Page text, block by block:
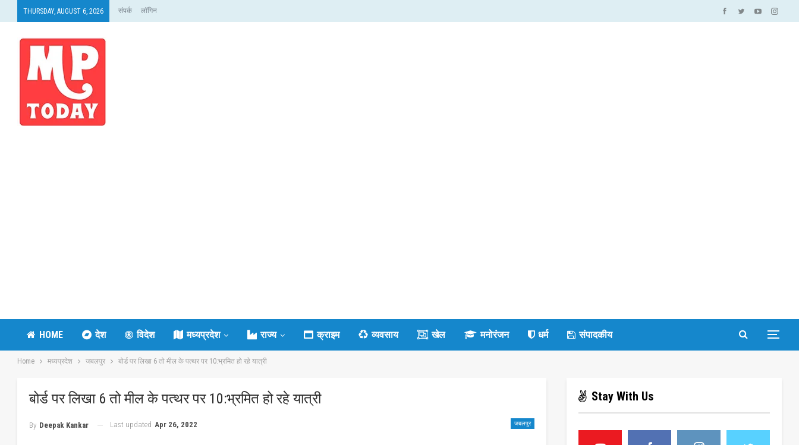
THURSDAY, AUGUST 6, 2026 संपर्क लॉगिन
HOME देश विदेश मध्यप्रदेश राज्य क्राइम व्यवसाय खेल मनोरंजन धर्म संपादकीय
Home मध्यप्रदेश जबलपुर बोर्ड पर लिखा 6 तो मील के पत्थर पर 10:भ्रमित हो रहे यात्री
बोर्ड पर लिखा 6 तो मील के पत्थर पर 10:भ्रमित हो रहे यात्री
जबलपुर
By Deepak Kankar Last updated Apr 26, 2022
Stay With Us